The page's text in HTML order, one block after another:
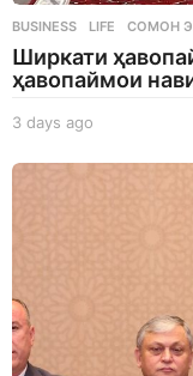
BUSINESS ,LIFE СОМОН
Ширкати
ҳавопаймои
3 days ago
a